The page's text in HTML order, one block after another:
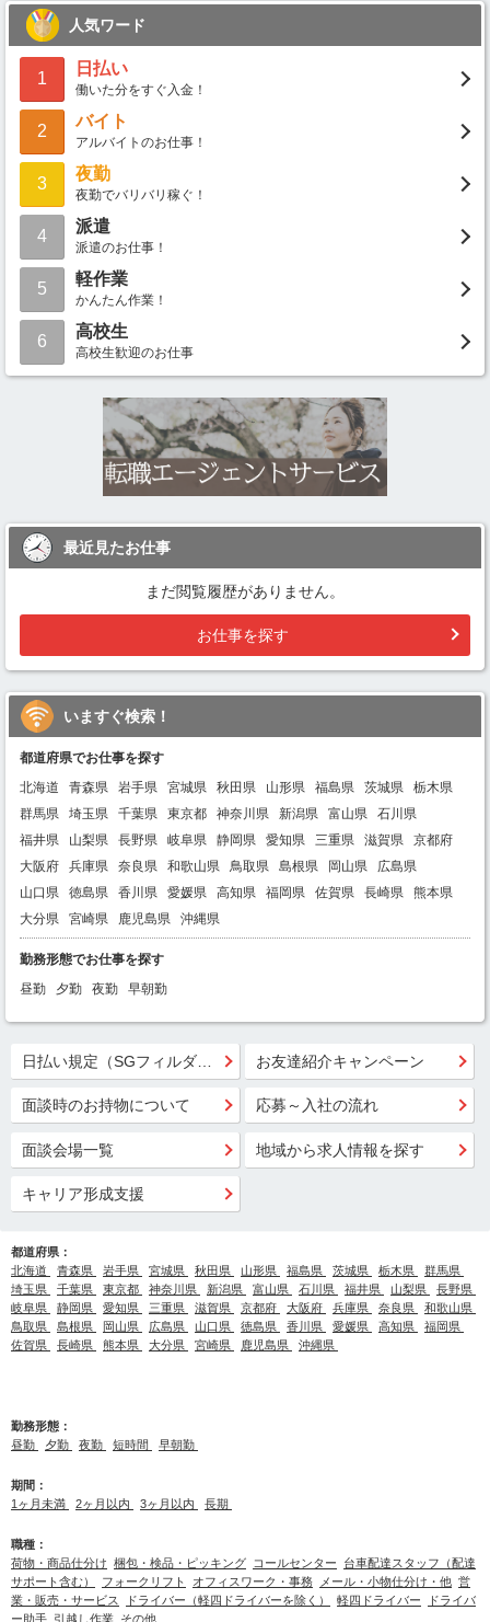
人気ワード
1
日払い
働いた分をすぐ入金！
2
バイト
アルバイトのお仕事！
3
夜勤
夜勤でバリバリ稼ぐ！
4
派遣
派遣のお仕事！
5
軽作業
かんたん作業！
6
高校生
高校生歓迎のお仕事
最近見たお仕事
まだ閲覧履歴がありません。
お仕事を探す
いますぐ検索！
都道府県でお仕事を探す
北海道
青森県 岩手県 宮城県 秋田県 山形県 福島県 茨城県
栃木県
群馬県
埼玉県 千葉県 東京都 神奈川県 新潟県 富山県
石川県
福井県
山梨県 長野県 岐阜県 静岡県 愛知県 三重県 滋賀県
京都府
大阪府
兵庫県 奈良県 和歌山県 鳥取県 島根県 岡山県
広島県
山口県
徳島県 香川県 愛媛県 高知県 福岡県 佐賀県 長崎県
熊本県
大分県
宮崎県 鹿児島県 沖縄県
勤務形態でお仕事を探す
昼勤
夕勤 夜勤 早朝勤
お友達紹介キャンペーン
面談時のお持物について 応募～入社の流れ
面談会場一覧 地域から求人情報を探す
キャリア形成支援
都道府県：
北海道
青森県 岩手県 宮城県 秋田県 山形県 福島県 茨城県 栃木県
群馬県
埼玉県
千葉県 東京都 神奈川県 新潟県 富山県 石川県 福井県 山梨県
長野県
岐阜県
静岡県 愛知県 三重県 滋賀県 京都府 大阪府 兵庫県 奈良県
和歌山県
鳥取県
島根県 岡山県 広島県 山口県 徳島県 香川県 愛媛県 高知県
福岡県
佐賀県
長崎県 熊本県 大分県 宮崎県 鹿児島県 沖縄県
勤務形態：
昼勤
夕勤 夜勤 短時間 早朝勤
期間：
1ヶ月未満
2ヶ月以内 3ヶ月以内 長期
職種：
荷物・商品仕分け 梱包・検品・ピッキング コールセンター
台車配達スタッフ（配達
サポート含む）
フォークリフト オフィスワーク・事務 メール・小物仕分け・他 営
業・販売・サービス
ドライバー（軽四ドライバーを除く） 軽四ドライバー
ドライバ
ー助手 引越し作業 その他